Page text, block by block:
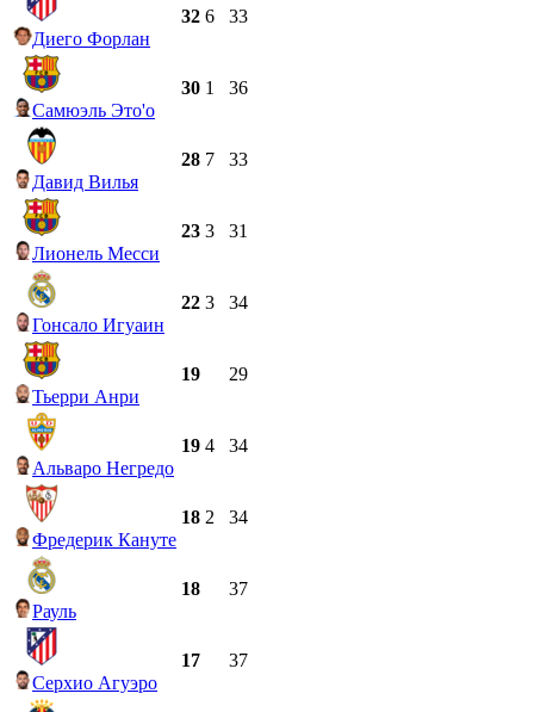
Диего Форлан
32 6 33
Самюэль Это'о
30 1 36
Давид Вилья
28 7 33
Лионель Месси
23 3 31
Гонсало Игуаин
22 3 34
Тьерри Анри
19 29
Альваро Негредо
19 4 34
Фредерик Кануте
18 2 34
Рауль
18 37
Серхио Агуэро
17 37